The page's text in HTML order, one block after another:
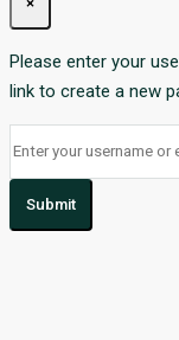
Please enter your
link to create a new
Submit